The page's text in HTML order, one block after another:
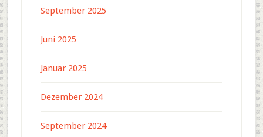
September 2025
Juni 2025
Januar 2025
Dezember 2024
September 2024